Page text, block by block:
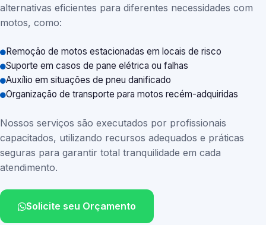
alternativas eficientes para diferentes necessidades com
motos, como:
Remoção de motos estacionadas em locais de risco
Suporte em casos de pane elétrica ou falhas
Auxílio em situações de pneu danificado
Organização de transporte para motos recém-adquiridas
Nossos serviços são executados por profissionais
capacitados, utilizando recursos adequados e práticas
seguras para garantir total tranquilidade em cada
atendimento.
Solicite seu Orçamento